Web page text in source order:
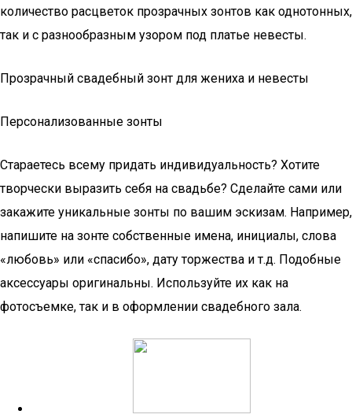
количество расцветок прозрачных зонтов как однотонных,
так и с разнообразным узором под платье невесты.
Прозрачный свадебный зонт для жениха и невесты
Персонализованные зонты
Стараетесь всему придать индивидуальность? Хотите
творчески выразить себя на свадьбе? Сделайте сами или
закажите уникальные зонты по вашим эскизам. Например,
напишите на зонте собственные имена, инициалы, слова
«любовь» или «спасибо», дату торжества и т.д. Подобные
аксессуары оригинальны. Используйте их как на
фотосъемке, так и в оформлении свадебного зала.